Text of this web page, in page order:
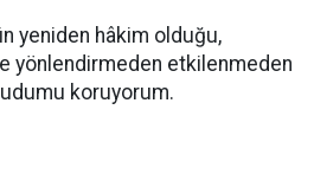
yeniden hâkim olduğu,
yönlendirmeden etkilenmeden
koruyorum.